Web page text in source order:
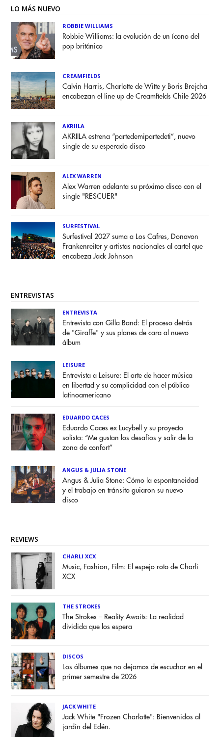
LO MÁS NUEVO
ROBBIE WILLIAMS
Robbie Williams: la evolución de un ícono del
pop británico
CREAMFIELDS
Calvin Harris, Charlotte de Witte y Boris Brejcha
encabezan el line up de Creamfields Chile 2026
AKRIILA
AKRIILA estrena “partedemipartedeti”, nuevo
single de su esperado disco
ALEX WARREN
Alex Warren adelanta su próximo disco con el
single "RESCUER"
SURFESTIVAL
Surfestival 2027 suma a Los Cafres, Donavon
Frankenreiter y artistas nacionales al cartel que
encabeza Jack Johnson
ENTREVISTAS
ENTREVISTA
Entrevista con Gilla Band: El proceso detrás
de "Giraffe" y sus planes de cara al nuevo
álbum
LEISURE
Entrevista a Leisure: El arte de hacer música
en libertad y su complicidad con el público
latinoamericano
EDUARDO CACES
Eduardo Caces ex Lucybell y su proyecto
solista: “Me gustan los desafíos y salir de la
zona de confort”
ANGUS & JULIA STONE
Angus & Julia Stone: Cómo la espontaneidad
y el trabajo en tránsito guiaron su nuevo
disco
REVIEWS
CHARLI XCX
Music, Fashion, Film: El espejo roto de Charli
XCX
THE STROKES
The Strokes – Reality Awaits: La realidad
dividida que los espera
DISCOS
Los álbumes que no dejamos de escuchar en el
primer semestre de 2026
JACK WHITE
Jack White "Frozen Charlotte": Bienvenidos al
jardín del Edén.